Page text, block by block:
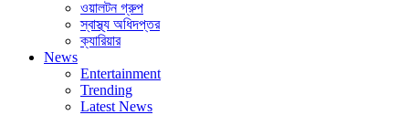
ওয়ালটন গ্রুপ
স্বাস্থ্য অধিদপ্তর
ক্যারিয়ার
News
Entertainment
Trending
Latest News